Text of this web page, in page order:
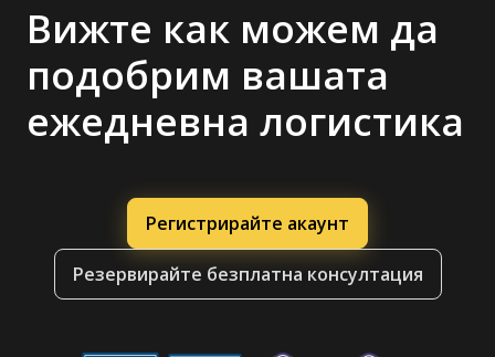
Вижте как можем да
подобрим вашата
ежедневна логистика
Регистрирайте акаунт
Резервирайте безплатна консултация